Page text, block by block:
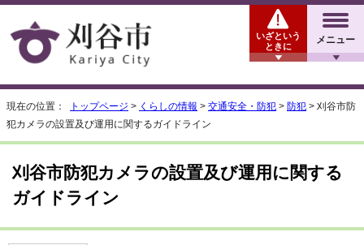
メニュー
いざという
ときに
現在の位置： トップページ > くらしの情報 > 交通安全・防犯 > 防犯 > 刈谷市防
犯カメラの設置及び運用に関するガイドライン
刈谷市防犯カメラの設置及び運用に関する
ガイドライン